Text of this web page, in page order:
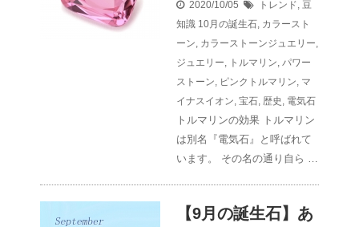
2020/10/05 トレンド, 豆
知識 10月の誕生石, カラースト
ーン, カラーストーンジュエリー,
ジュエリー, トルマリン, パワー
ストーン, ピンクトルマリン, マ
イナスイオン, 宝石, 歴史 , 電気石
トルマリンの効果 トルマリン
は別名『電気石』と呼ばれて
います。 その名の通り自ら …
【9月の誕生石】あ